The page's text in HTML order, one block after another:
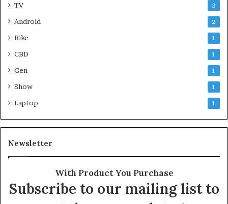
TV 3
Android 2
Bike 1
CBD 1
Gen 1
Show 1
Laptop 1
Newsletter
With Product You Purchase
Subscribe to our mailing list to